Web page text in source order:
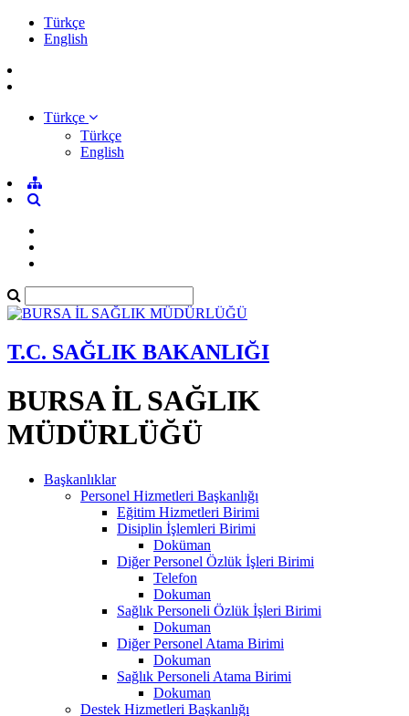
Türkçe
English
Türkçe
Türkçe
English
T.C. SAĞLIK BAKANLIĞI
BURSA İL SAĞLIK
MÜDÜRLÜĞÜ
Başkanlıklar
Personel Hizmetleri Başkanlığı
Eğitim Hizmetleri Birimi
Disiplin İşlemleri Birimi
Doküman
Diğer Personel Özlük İşleri Birimi
Telefon
Dokuman
Sağlık Personeli Özlük İşleri Birimi
Dokuman
Diğer Personel Atama Birimi
Dokuman
Sağlık Personeli Atama Birimi
Dokuman
Destek Hizmetleri Başkanlığı